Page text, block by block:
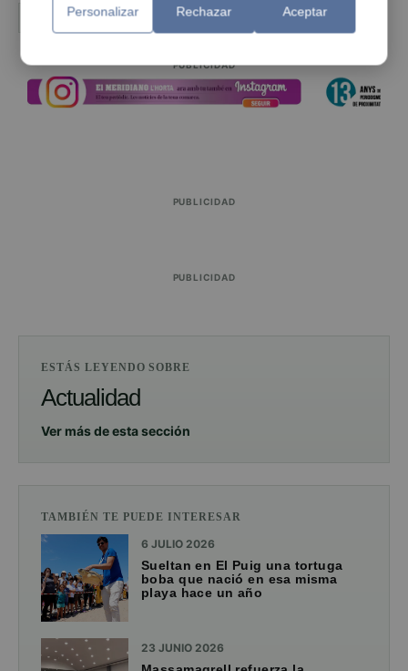
Recogida ropa Torrent
PUBLICIDAD
PUBLICIDAD
PUBLICIDAD
ESTÁS LEYENDO SOBRE
Actualidad
Ver más de esta sección
TAMBIÉN TE PUEDE INTERESAR
6 JULIO 2026
Sueltan en El Puig una tortuga
boba que nació en esa misma
playa hace un año
23 JUNIO 2026
Personalizar Rechazar Aceptar